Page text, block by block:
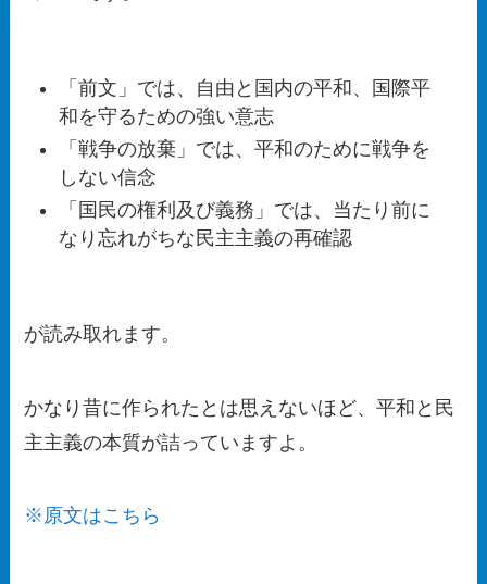
「前文」では、自由と国内の平和、国際平
和を守るための強い意志
「戦争の放棄」では、平和のために戦争を
しない信念
「国民の権利及び義務」では、当たり前に
なり忘れがちな民主主義の再確認
が読み取れます。
かなり昔に作られたとは思えないほど、平和と民
主主義の本質が詰っていますよ。
※原文はこちら